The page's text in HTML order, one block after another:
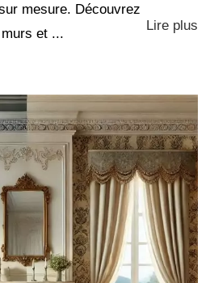
mesure. Découvrez
et ...
Lire plus